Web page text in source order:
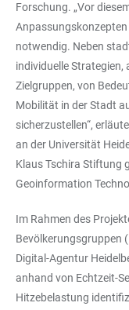
Forschung. „Vor
notwendig. Neben
individuelle Strategien,
Zielgruppen, von
Mobilität in der Stadt
sicherzustellen“,
an der Universität
Klaus Tschira Stiftung
Geoinformation
Im Rahmen des
Bevölkerungsgruppen
Digital-Agentur
anhand von Echtzeit-
Hitzebelastung